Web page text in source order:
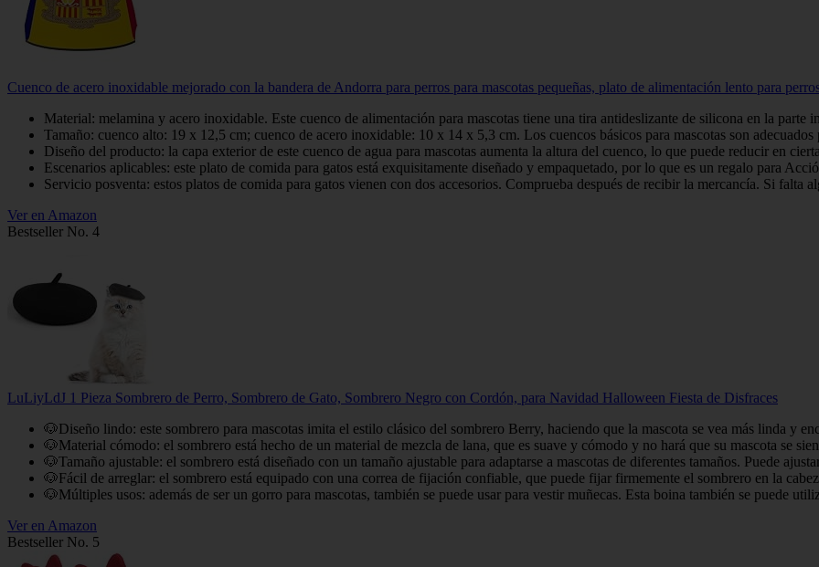
Cuenco de acero inoxidable mejorado con la bandera de Andorra para perros para mascotas pequeñas, plato de alimentación lento para
Material: melamina y acero inoxidable. Este cuenco de alimentación para mascotas tiene una tira antideslizante de silicona en la parte
Tamaño: cuenco alto: 19 x 12,5 cm; cuenco de acero inoxidable: 10 x 14 x 5,3 cm. Los cuencos básicos para mascotas son
Diseño del producto: la capa exterior de este cuenco de agua para mascotas aumenta la altura del cuenco, lo que puede reducir en
Escenarios aplicables: este plato de comida para gatos está exquisitamente diseñado y empaquetado, por lo que es un regalo para
Servicio posventa: estos platos de comida para gatos vienen con dos accesorios. Comprueba después de recibir la mercancía. Si falta
Ver en Amazon
Bestseller No. 4
LuLiyLdJ 1 Pieza Sombrero de Perro, Sombrero de Gato, Sombrero Negro con Cordón, para Navidad Halloween Fiesta de Disfraces
🐶Diseño lindo: este sombrero para mascotas imita el estilo clásico del sombrero Berry, haciendo que la mascota se vea más linda y
🐶Material cómodo: el sombrero está hecho de un material de mezcla de lana, que es suave y cómodo y no hará que su mascota se
🐶Tamaño ajustable: el sombrero está diseñado con un tamaño ajustable para adaptarse a mascotas de diferentes tamaños. Puede
🐶Fácil de arreglar: el sombrero está equipado con una correa de fijación confiable, que puede fijar firmemente el sombrero en la
🐶Múltiples usos: además de ser un gorro para mascotas, también se puede usar para vestir muñecas. Esta boina también se puede
Ver en Amazon
Bestseller No. 5